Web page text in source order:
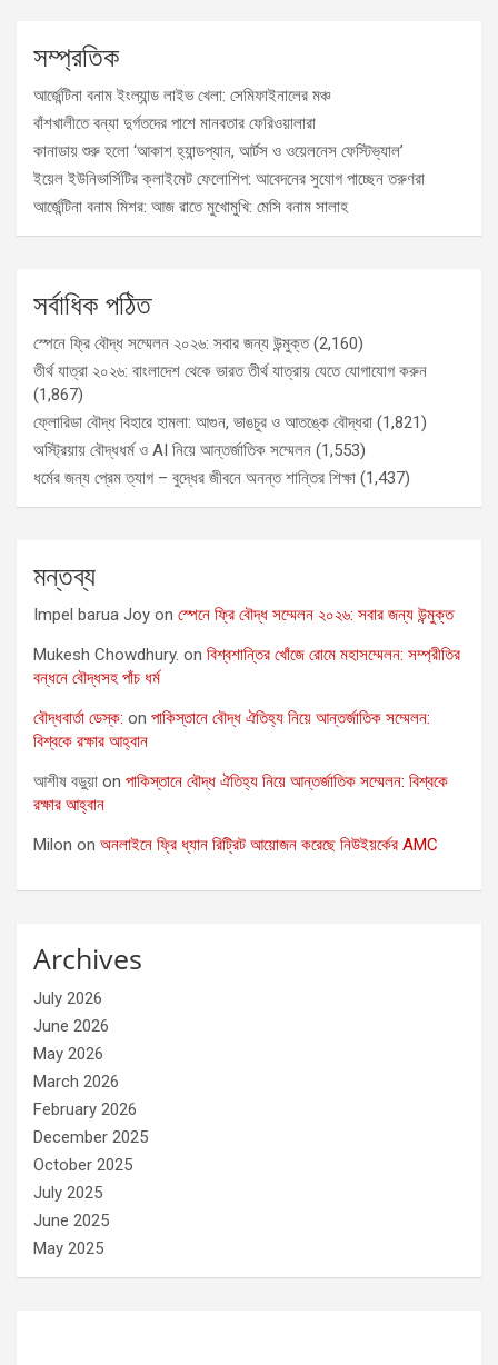
সম্প্রতিক
আর্জেন্টিনা বনাম ইংল্যান্ড লাইভ খেলা: সেমিফাইনালের মঞ্চ
বাঁশখালীতে বন্যা দুর্গতদের পাশে মানবতার ফেরিওয়ালারা
কানাডায় শুরু হলো ‘আকাশ হ্যান্ডপ্যান, আর্টস ও ওয়েলনেস ফেস্টিভ্যাল’
ইয়েল ইউনিভার্সিটির ক্লাইমেট ফেলোশিপ: আবেদনের সুযোগ পাচ্ছেন তরুণরা
আর্জেন্টিনা বনাম মিশর: আজ রাতে মুখোমুখি: মেসি বনাম সালাহ
সর্বাধিক পঠিত
স্পেনে ফ্রি বৌদ্ধ সম্মেলন ২০২৬: সবার জন্য উন্মুক্ত (2,160)
তীর্থ যাত্রা ২০২৬: বাংলাদেশ থেকে ভারত তীর্থ যাত্রায় যেতে যোগাযোগ করুন
(1,867)
ফ্লোরিডা বৌদ্ধ বিহারে হামলা: আগুন, ভাঙচুর ও আতঙ্কে বৌদ্ধরা (1,821)
অস্ট্রিয়ায় বৌদ্ধধর্ম ও AI নিয়ে আন্তর্জাতিক সম্মেলন (1,553)
ধর্মের জন্য প্রেম ত্যাগ – বুদ্ধের জীবনে অনন্ত শান্তির শিক্ষা (1,437)
মন্তব্য
Impel barua Joy on স্পেনে ফ্রি বৌদ্ধ সম্মেলন ২০২৬: সবার জন্য উন্মুক্ত
Mukesh Chowdhury. on বিশ্বশান্তির খোঁজে রোমে মহাসম্মেলন: সম্প্রীতির
বন্ধনে বৌদ্ধসহ পাঁচ ধর্ম
বৌদ্ধবার্তা ডেস্ক: on পাকিস্তানে বৌদ্ধ ঐতিহ্য নিয়ে আন্তর্জাতিক সম্মেলন:
বিশ্বকে রক্ষার আহ্বান
আশীষ বড়ুয়া on পাকিস্তানে বৌদ্ধ ঐতিহ্য নিয়ে আন্তর্জাতিক সম্মেলন: বিশ্বকে
রক্ষার আহ্বান
Milon on অনলাইনে ফ্রি ধ্যান রিট্রিট আয়োজন করেছে নিউইয়র্কের AMC
Archives
July 2026
June 2026
May 2026
March 2026
February 2026
December 2025
October 2025
July 2025
June 2025
May 2025